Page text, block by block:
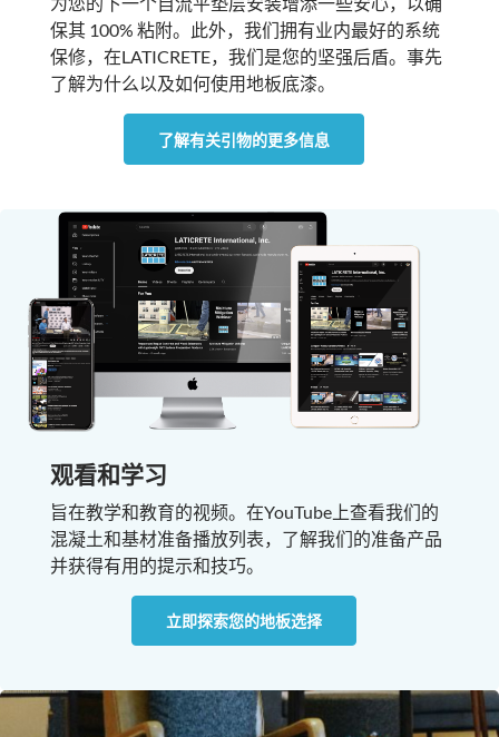
保其 100% 粘附。此外，我们拥有业内最好的系统
保修，在LATICRETE，我们是您的坚强后盾。事先
了解为什么以及如何使用地板底漆。
了解有关引物的更多信息
观看和学习
旨在教学和教育的视频。在YouTube上查看我们的
混凝土和基材准备播放列表，了解我们的准备产品
并获得有用的提示和技巧。
立即探索您的地板选择